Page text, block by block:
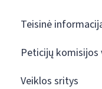
Teisinė
Peticijų komisijos
Veiklos sritys